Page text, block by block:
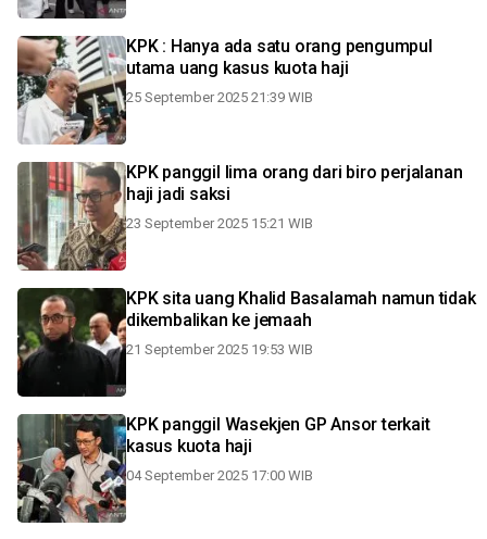
KPK : Hanya ada satu orang pengumpul
utama uang kasus kuota haji
25 September 2025 21:39 WIB
KPK panggil lima orang dari biro perjalanan
haji jadi saksi
23 September 2025 15:21 WIB
KPK sita uang Khalid Basalamah namun tidak
dikembalikan ke jemaah
21 September 2025 19:53 WIB
KPK panggil Wasekjen GP Ansor terkait
kasus kuota haji
04 September 2025 17:00 WIB